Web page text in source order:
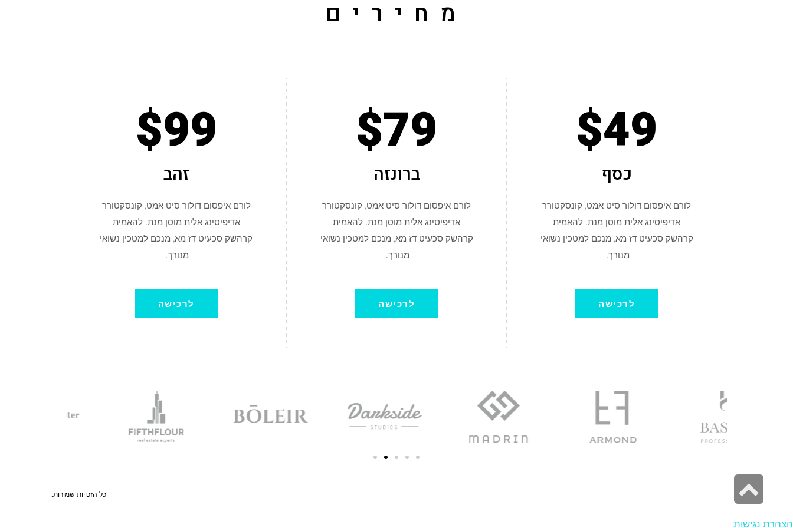
מחירים
$49
כסף
לורם איפסום דולור סיט אמט, קונסקטורר
אדיפיסינג אלית מוסן מנת. להאמית
קרהשק סכעיט דז מא, מנכם למטכין נשואי
מנורך.
לרכישה
$79
ברונזה
לורם איפסום דולור סיט אמט, קונסקטורר
אדיפיסינג אלית מוסן מנת. להאמית
קרהשק סכעיט דז מא, מנכם למטכין נשואי
מנורך.
לרכישה
$99
זהב
לורם איפסום דולור סיט אמט, קונסקטורר
אדיפיסינג אלית מוסן מנת. להאמית
קרהשק סכעיט דז מא, מנכם למטכין נשואי
מנורך.
לרכישה
כל הזכויות שמורות.
הצהרת נגישות
לראש